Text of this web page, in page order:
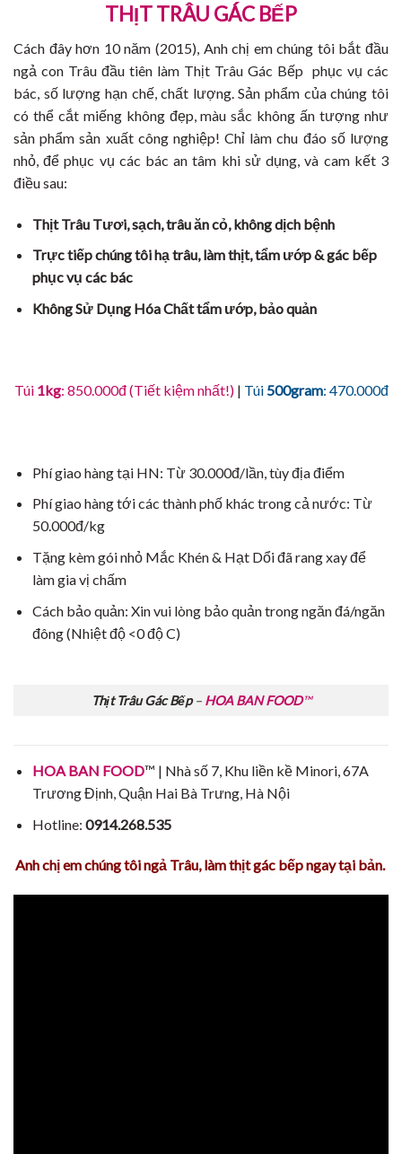
THỊT TRÂU GÁC BẾP
Cách đây hơn 10 năm (2015), Anh chị em chúng tôi bắt đầu
ngả con Trâu đầu tiên làm Thịt Trâu Gác Bếp phục vụ các
bác, số lượng hạn chế, chất lượng. Sản phẩm của chúng tôi
có thể cắt miếng không đẹp, màu sắc không ấn tượng như
sản phẩm sản xuất công nghiệp! Chỉ làm chu đáo số lượng
nhỏ, để phục vụ các bác an tâm khi sử dụng, và cam kết 3
điều sau:
Thịt Trâu Tươi, sạch, trâu ăn cỏ, không dịch bệnh
Trực tiếp chúng tôi hạ trâu, làm thịt, tẩm ướp & gác bếp
phục vụ các bác
Không Sử Dụng Hóa Chất tẩm ướp, bảo quản
Túi 1kg: 850.000đ (Tiết kiệm nhất!)| Túi500gram: 470.000đ
Phí giao hàng tại HN: Từ 30.000đ/lần, tùy địa điểm
Phí giao hàng tới các thành phố khác trong cả nước: Từ
50.000đ/kg
Tặng kèm gói nhỏ Mắc Khén & Hạt Dổi đã rang xay để
làm gia vị chấm
Cách bảo quản: Xin vui lòng bảo quản trong ngăn đá/ngăn
đông (Nhiệt độ <0 độ C)
Thịt Trâu Gác Bếp– HOA BAN FOOD™
HOA BAN FOOD™ | Nhà số 7, Khu liền kề Minori, 67A
Trương Định, Quận Hai Bà Trưng, Hà Nội
Hotline: 0914.268.535
Anh chị em chúng tôi ngả Trâu, làm thịt gác bếp ngay tại bản.